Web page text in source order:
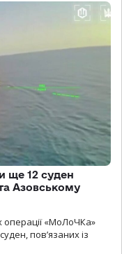
ще 12 суден
Азовському
«МоЛоЧКа»
пов’язаних із